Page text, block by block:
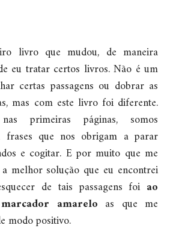
livro que mudou, de maneira
eu tratar certos livros. Não é um
certas passagens ou dobrar as
mas com este livro foi diferente.
primeiras páginas, somos
frases que nos obrigam a parar
e cogitar. E por muito que me
melhor solução que eu encontrei
de tais passagens foi ao
amarelo as que me
modo positivo.